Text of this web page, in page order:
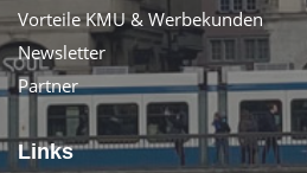
Vorteile KMU & Werbekunden
Newsletter
Partner
Links